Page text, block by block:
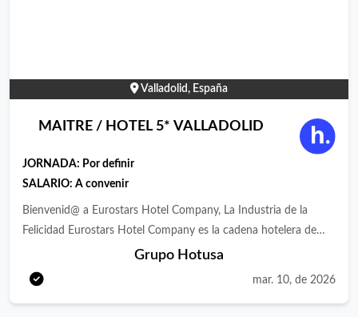
Valladolid, España
MAITRE / HOTEL 5* VALLADOLID
JORNADA: Por definir
SALARIO: A convenir
Bienvenid@ a Eurostars Hotel Company, La Industria de la
Felicidad Eurostars Hotel Company es la cadena hotelera de
Grupo Hotusa del que forman parte las marcas Eurostars
Hotels, Áurea Hotels, Exe Hotels, Ikonik Hotels, Crisol Hotels y
Grupo Hotusa
mar. 10, de 2026